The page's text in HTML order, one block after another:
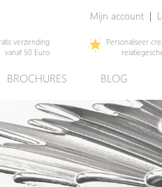
Mijn account
verzending
vanaf 50 Euro
Personaliseer
BROCHURES BLOG